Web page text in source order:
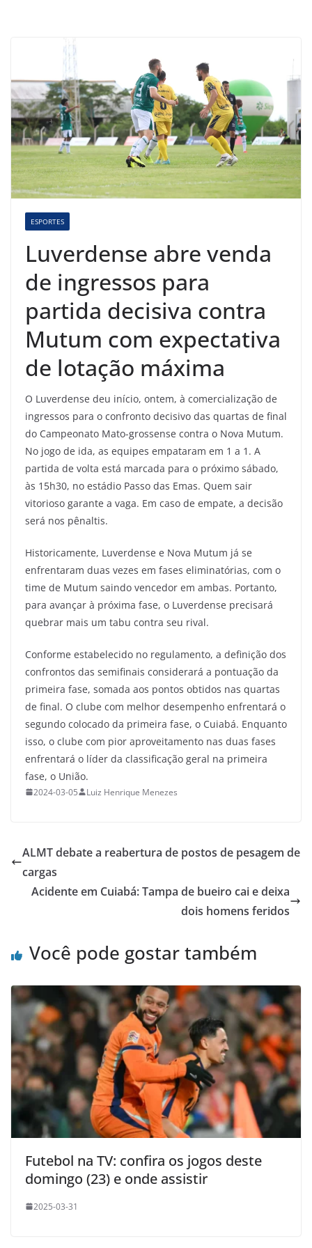
ESPORTES
Luverdense abre venda
de ingressos para
partida decisiva contra
Mutum com expectativa
de lotação máxima
O Luverdense deu início, ontem, à comercialização de
ingressos para o confronto decisivo das quartas de final
do Campeonato Mato-grossense contra o Nova Mutum.
No jogo de ida, as equipes empataram em 1 a 1. A
partida de volta está marcada para o próximo sábado,
às 15h30, no estádio Passo das Emas. Quem sair
vitorioso garante a vaga. Em caso de empate, a decisão
será nos pênaltis.
Historicamente, Luverdense e Nova Mutum já se
enfrentaram duas vezes em fases eliminatórias, com o
time de Mutum saindo vencedor em ambas. Portanto,
para avançar à próxima fase, o Luverdense precisará
quebrar mais um tabu contra seu rival.
Conforme estabelecido no regulamento, a definição dos
confrontos das semifinais considerará a pontuação da
primeira fase, somada aos pontos obtidos nas quartas
de final. O clube com melhor desempenho enfrentará o
segundo colocado da primeira fase, o Cuiabá. Enquanto
isso, o clube com pior aproveitamento nas duas fases
enfrentará o líder da classificação geral na primeira
fase, o União.
2024-03-05 Luiz Henrique Menezes
ALMT debate a reabertura de postos de pesagem de
cargas
Acidente em Cuiabá: Tampa de bueiro cai e deixa
dois homens feridos
Você pode gostar também
Futebol na TV: confira os jogos deste
domingo (23) e onde assistir
2025-03-31